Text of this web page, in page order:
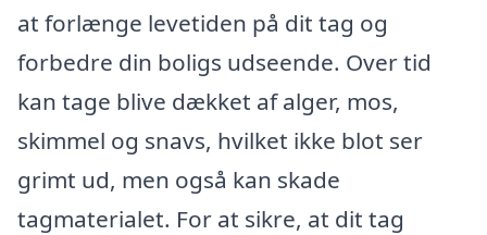
at forlænge levetiden på dit tag og
forbedre din boligs udseende. Over tid
kan tage blive dækket af alger, mos,
skimmel og snavs, hvilket ikke blot ser
grimt ud, men også kan skade
tagmaterialet. For at sikre, at dit tag